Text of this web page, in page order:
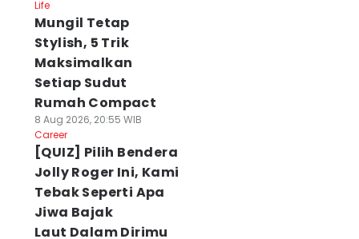
Life
Mungil Tetap
Stylish, 5 Trik
Maksimalkan
Setiap Sudut
Rumah Compact
8 Aug 2026, 20:55 WIB
Career
[QUIZ] Pilih Bendera
Jolly Roger Ini, Kami
Tebak Seperti Apa
Jiwa Bajak
Laut Dalam Dirimu